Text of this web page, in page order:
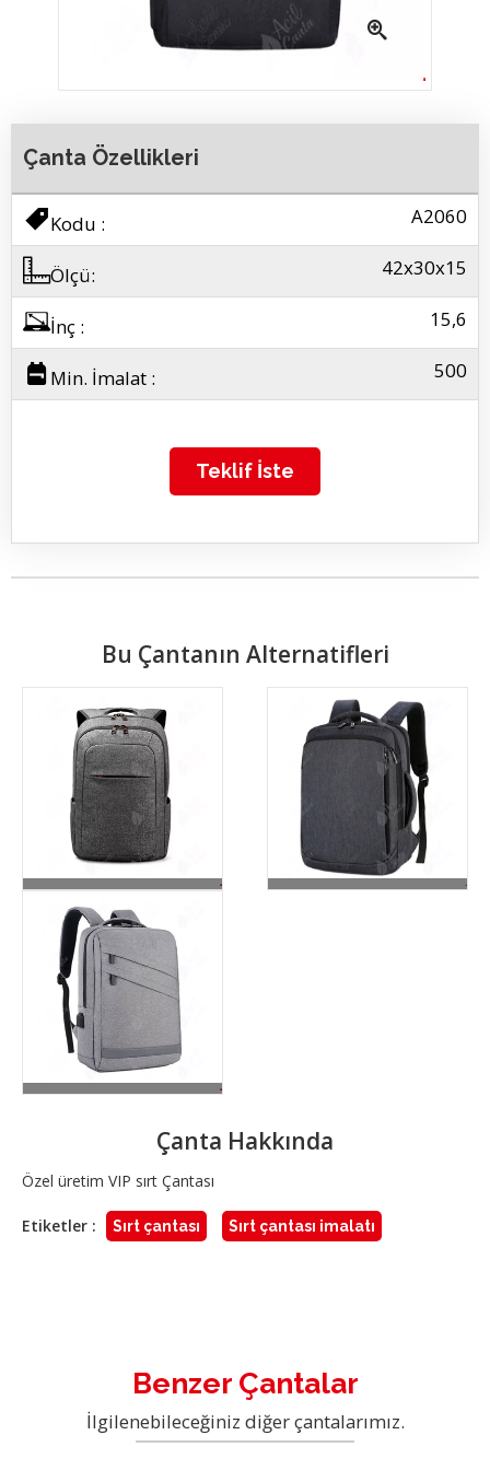
Sırt çantası özel
Çanta Özellikleri
Kodu : A2060
Ölçü: 42x30x15
İnç : 15,6
Min. İmalat : 500
Teklif İste
Bu Çantanın Alternatifleri
Çanta Hakkında
Özel üretim VIP sırt Çantası
Etiketler : Sırt çantası Sırt çantası imalatı
Benzer Çantalar
İlgilenebileceğiniz diğer çantalarımız.